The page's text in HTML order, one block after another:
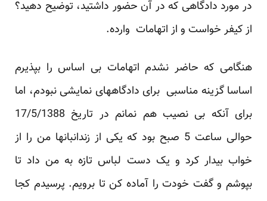
در مورد دادگاهی که در آن حضور داشتید، توضیح دهید؟
از کیفر خواست و از اتهامات وارده.
هنگامی که حاضر نشدم اتهامات بی اساس را بپذیرم
اساسا گزینه مناسبی برای دادگاههای نمایشی نبودم، اما
برای آنکه بی نصیب هم نمانم در تاریخ 17/5/1388
حوالی ساعت 5 صبح بود که یکی از زندانبانها من را از
خواب بیدار کرد و یک دست لباس تازه به من داد تا
بپوشم و گفت خودت را آماده کن تا برویم. پرسیدم کجا